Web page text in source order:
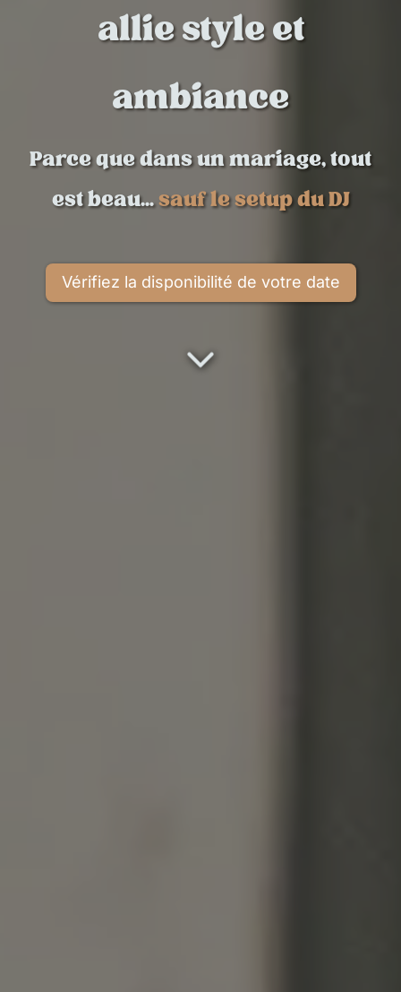
allie style et
ambiance
Parce que dans un mariage, tout
est beau…sauf le setup du DJ
Vérifiez la disponibilité de votre date